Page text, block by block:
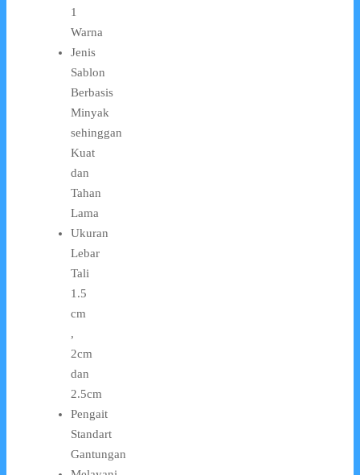
1
Warna
Jenis
Sablon
Berbasis
Minyak
sehinggan
Kuat
dan
Tahan
Lama
Ukuran
Lebar
Tali
1.5
cm
,
2cm
dan
2.5cm
Pengait
Standart
Gantungan